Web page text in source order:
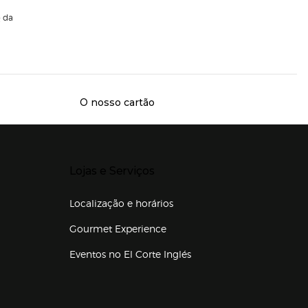
da
O nosso cartão
Localização e horários
Gourmet Experience
Eventos no El Corte Inglés